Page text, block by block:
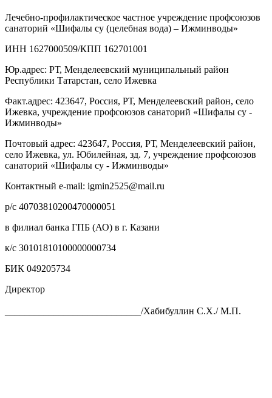
Лечебно-профилактическое частное учреждение профсоюзов
санаторий «Шифалы су (целебная вода) – Ижминводы»
ИНН 1627000509/КПП 162701001
Юр.адрес: РТ, Менделеевский муниципальный район
Республики Татарстан, село Ижевка
Факт.адрес: 423647, Россия, РТ, Менделеевский район, село
Ижевка, учреждение профсоюзов санаторий «Шифалы су -
Ижминводы»
Почтовый адрес: 423647, Россия, РТ, Менделеевский район,
село Ижевка, ул. Юбилейная, зд. 7, учреждение профсоюзов
санаторий «Шифалы су - Ижминводы»
Контактный e-mail: igmin2525@mail.ru
р/с 40703810200470000051
в филиал банка ГПБ (АО) в г. Казани
к/с 30101810100000000734
БИК 049205734
Директор
____________________________/Хабибуллин С.Х./ М.П.